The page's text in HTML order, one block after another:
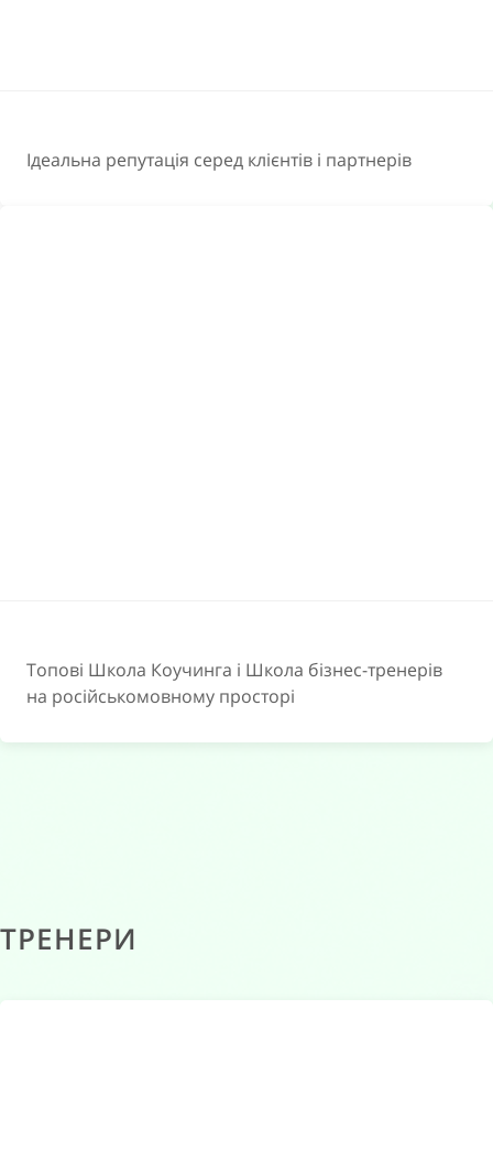
Ідеальна репутація серед клієнтів і партнерів
Топові Школа Коучинга і Школа бізнес-тренерів
на російськомовному просторі
ТРЕНЕРИ